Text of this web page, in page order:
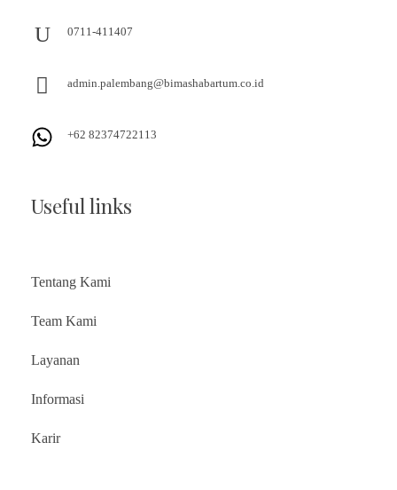
0711-411407
admin.palembang@bimashabartum.co.id
+62 82374722113
Useful links
Tentang Kami
Team Kami
Layanan
Informasi
Karir